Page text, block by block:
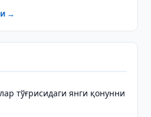
→
тўғрисидаги янги қонунни